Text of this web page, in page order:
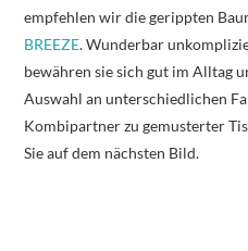
empfehlen wir die gerippten
BREEZE. Wunderbar
bewähren sie sich gut im Alltag
Auswahl an unterschiedlichen
Kombipartner zu gemusterter
Sie auf dem nächsten Bild.